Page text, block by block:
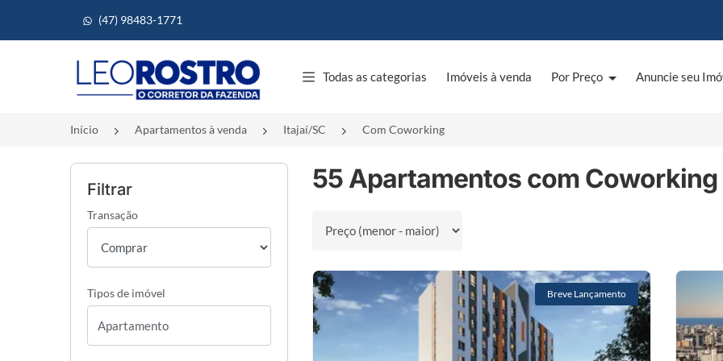
(47) 98483-1771
Página inicial
Todas as categorias Imóveis à venda Por Preço Anuncie seu
Início Apartamentos à venda Itajaí/SC Com Coworking
Filtrar
Transação
Tipos de imóvel
55 Apartamentos com Coworking
Ordenar por
Breve Lançamento